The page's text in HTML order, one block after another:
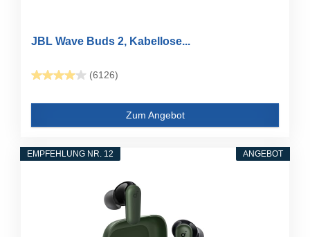
JBL Wave Buds 2, Kabellose...
(6126)
Zum Angebot
ANGEBOT
EMPFEHLUNG NR. 12